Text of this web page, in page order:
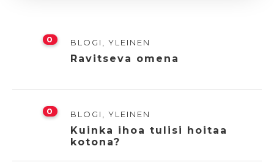
0 BLOGI YLEINEN
Ravitseva omena
0 BLOGI YLEINEN
Kuinka ihoa tulisi hoitaa
kotona?